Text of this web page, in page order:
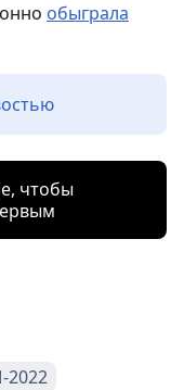
обыграла
чтобы